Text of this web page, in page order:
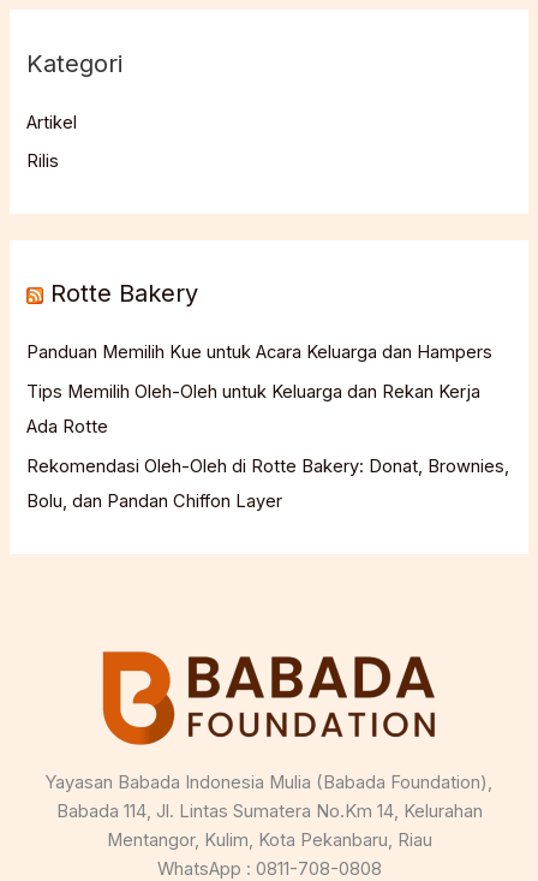
Kategori
Artikel
Rilis
Rotte Bakery
Panduan Memilih Kue untuk Acara Keluarga dan Hampers
Tips Memilih Oleh-Oleh untuk Keluarga dan Rekan Kerja
Ada Rotte
Rekomendasi Oleh-Oleh di Rotte Bakery: Donat, Brownies,
Bolu, dan Pandan Chiffon Layer
Yayasan Babada Indonesia Mulia (Babada Foundation),
Babada 114, Jl. Lintas Sumatera No.Km 14, Kelurahan
Mentangor, Kulim, Kota Pekanbaru, Riau
WhatsApp : 0811-708-0808